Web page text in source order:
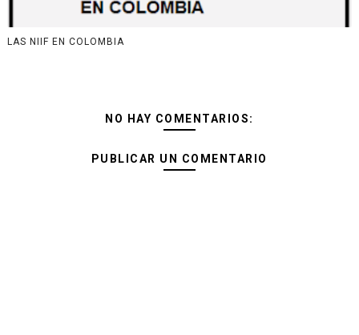
LAS NIIF EN COLOMBIA
NO HAY COMENTARIOS:
PUBLICAR UN COMENTARIO